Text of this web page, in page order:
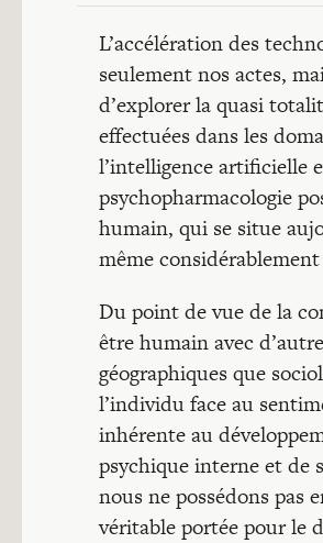
L’accélération des
seulement nos actes,
d’explorer la quasi
effectuées dans les
l’intelligence artificielle
psychopharmacologie
humain, qui se situe
même
Du point de vue de la
être humain avec
géographiques que
l’individu face au
inhérente au
psychique interne et de
nous ne possédons pas
véritable portée pour le